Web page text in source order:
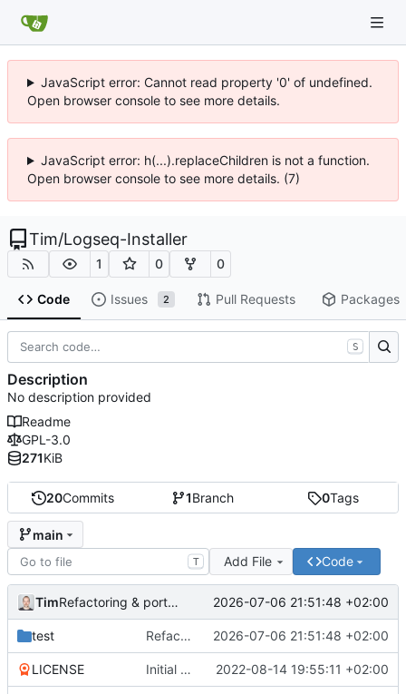
JavaScript error: Cannot read property '0' of undefined.
Open browser console to see more details.
JavaScript error: h(...).replaceChildren is not a function.
Open browser console to see more details. (7)
Tim/Logseq-Installer
1 0 0
Code Issues 2 Pull Requests Packages
20Commits 1Branch 0Tags
main
T Add File Code
Tim Refactoring & portable Testpfade 2026-07-06 21:51:48 +02:00
test Refactoring & portable Testpfade 2026-07-06 21:51:48 +02:00
LICENSE Initial commit 2022-08-14 19:55:11 +02:00
S
Description
No description provided
Readme
GPL-3.0
271KiB